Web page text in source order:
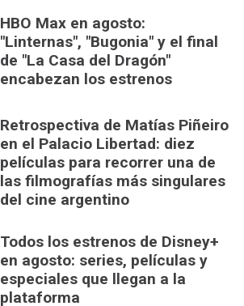
HBO Max en agosto:
"Linternas", "Bugonia" y el final
de "La Casa del Dragón"
encabezan los estrenos
Retrospectiva de Matías Piñeiro
en el Palacio Libertad: diez
películas para recorrer una de
las filmografías más singulares
del cine argentino
Todos los estrenos de Disney+
en agosto: series, películas y
especiales que llegan a la
plataforma